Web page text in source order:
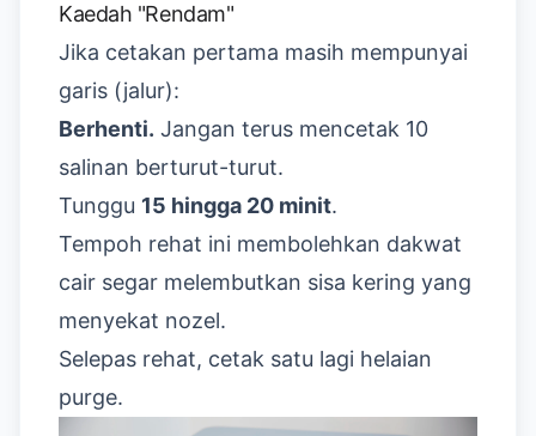
Kaedah "Rendam"
Jika cetakan pertama masih mempunyai
garis (jalur):
Berhenti. Jangan terus mencetak 10
salinan berturut-turut.
Tunggu 15 hingga 20 minit.
Tempoh rehat ini membolehkan dakwat
cair segar melembutkan sisa kering yang
menyekat nozel.
Selepas rehat, cetak satu lagi helaian
purge.